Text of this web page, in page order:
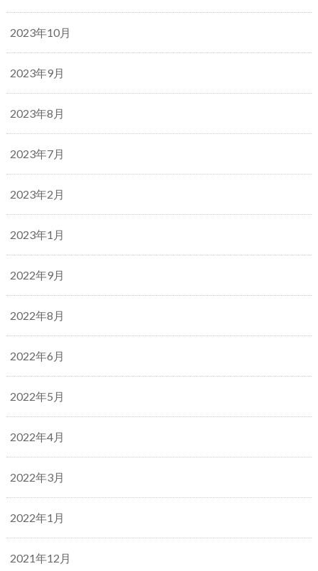
2023年10月
2023年9月
2023年8月
2023年7月
2023年2月
2023年1月
2022年9月
2022年8月
2022年6月
2022年5月
2022年4月
2022年3月
2022年1月
2021年12月